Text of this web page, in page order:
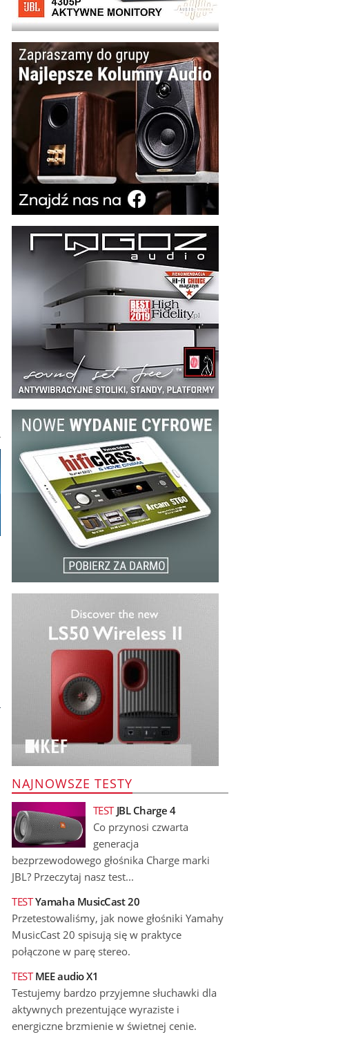
NAJNOWSZE TESTY
TESTJBL Charge 4
Co przynosi czwarta
generacja
bezprzewodowego głośnika Charge marki
JBL? Przeczytaj nasz test...
TESTYamaha MusicCast 20
Przetestowaliśmy, jak nowe głośniki Yamahy
MusicCast 20 spisują się w praktyce
połączone w parę stereo.
TESTMEE audio X1
Testujemy bardzo przyjemne słuchawki dla
aktywnych prezentujące wyraziste i
energiczne brzmienie w świetnej cenie.